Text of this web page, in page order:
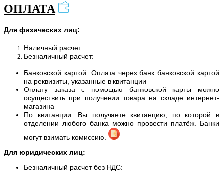
ОПЛАТА
Для физических лиц:
Наличный расчет
Безналичный расчет:
Банковской картой: Оплата через банк банковской картой
на реквизиты, указанные в квитанции
Оплату заказа с помощью банковской карты можно
осуществить при получении товара на складе интернет-
магазина
По квитанции: Вы получаете квитанцию, по которой в
отделении любого банка можно провести платёж. Банки
могут взимать комиссию.
Для юридических лиц:
Безналичный расчет без НДС: